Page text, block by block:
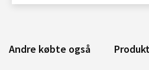
Andre købte også